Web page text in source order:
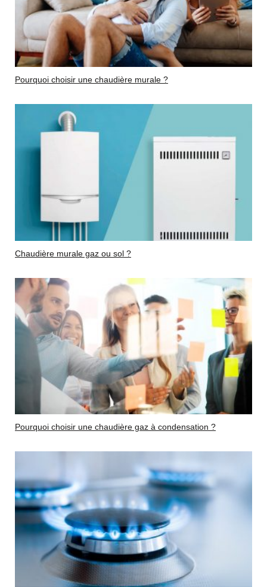
Pourquoi choisir une chaudière murale ?
Chaudière murale gaz ou sol ?
Pourquoi choisir une chaudière gaz à condensation ?